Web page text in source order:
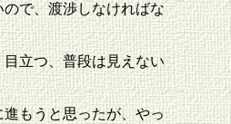
で、渡渉しなければな
立つ、普段は見えない
もうと思ったが、やっ